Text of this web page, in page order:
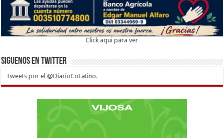
Click aqui para ver
Siguenos en twitter
Tweets por el @DiarioCoLatino.